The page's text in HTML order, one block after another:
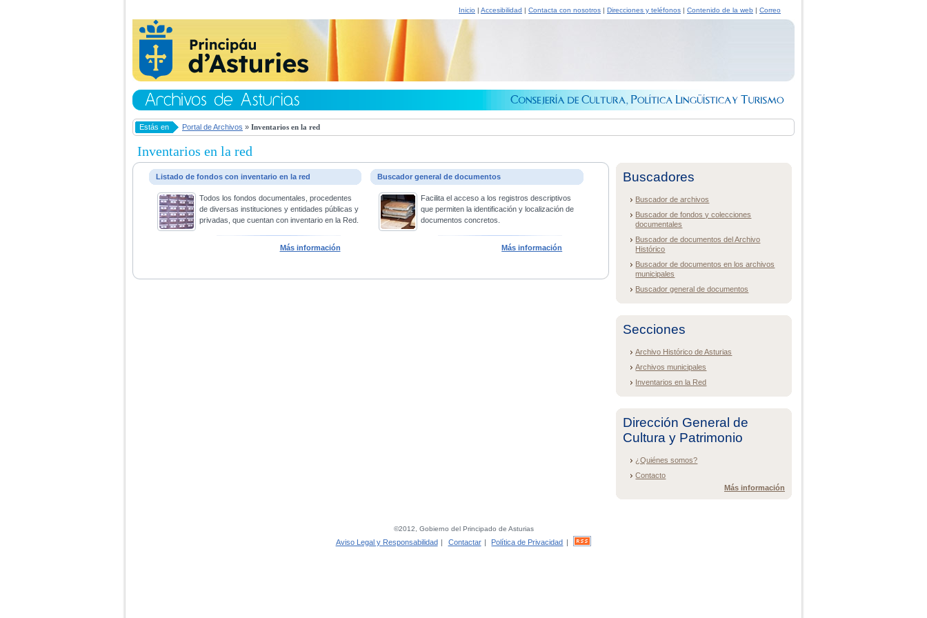
Inicio | Accesibilidad | Contacta con nosotros | Direcciones y teléfonos | Contenido de la web | Correo
Estás en Portal de Archivos » Inventarios en la red
Inventarios en la red
Listado de fondos con inventario en la red
Todos los fondos documentales, procedentes
de diversas instituciones y entidades públicas y
privadas, que cuentan con inventario en la Red.
Más información
Buscador general de documentos
Facilita el acceso a los registros descriptivos
que permiten la identificación y localización de
documentos concretos.
Más información
Buscadores
Buscador de archivos
Buscador de fondos y colecciones
documentales
Buscador de documentos del Archivo
Histórico
Buscador de documentos en los archivos
municipales
Buscador general de documentos
Secciones
Archivo Histórico de Asturias
Archivos municipales
Inventarios en la Red
Dirección General de
Cultura y Patrimonio
¿Quiénes somos?
Contacto
Más información
©2012, Gobierno del Principado de Asturias
Aviso Legal y Responsabilidad | Contactar | Política de Privacidad |